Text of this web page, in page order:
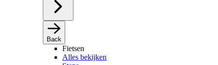
Back
Fietsen
Alles bekijken